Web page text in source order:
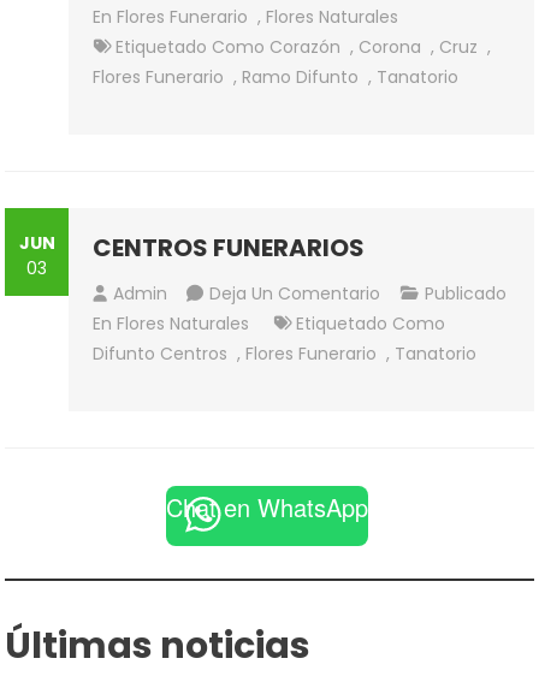
ARREGLOS
FUNERARIOS
En Flores Funerario , Flores Naturales
Etiquetado Como Corazón , Corona , Cruz ,
Flores Funerario , Ramo Difunto , Tanatorio
JUN
03
CENTROS FUNERARIOS
Admin Deja Un Comentario
CENTROS
FUNERARIOS
Publicado
En Flores Naturales
Etiquetado Como
Difunto Centros , Flores Funerario , Tanatorio
Chat en WhatsApp
Últimas noticias